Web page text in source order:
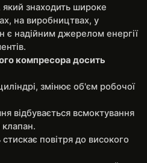
який знаходить широке
на виробництвах, у
є надійним джерелом енергії
компресора досить
змінює об'єм робочої
відбувається всмоктування
клапан.
повітря до високого